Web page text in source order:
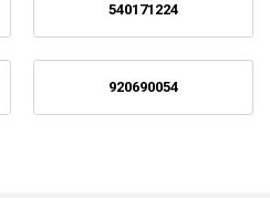
540171224
920690054